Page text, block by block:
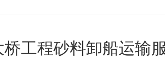
工程砂料卸船运输